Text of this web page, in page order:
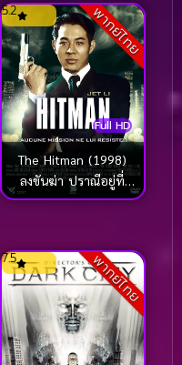
พากย์ไทย
Full HD
5.2
The Hitman (1998)
ลงขันฆ่า ปราณีอยู่ที่
ศูนย์
พากย์ไทย
7.5